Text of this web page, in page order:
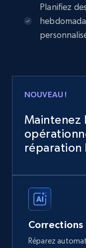
Planifiez
NOUVEAU !
Maintenez
réparation
Corrections
Réparez